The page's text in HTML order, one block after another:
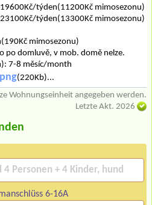
týden(11200Kč mimosezonu)
týden(13300Kč mimosezonu)
mimosezonu)
po domluvě, v mob. domě nelze.
7-8 měsíc/month
(220Kb)...
Wohnungseinheit angegeben werden.
Letzte Akt. 2026
6-16A